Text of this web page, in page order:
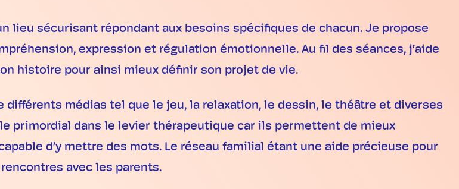
lieu sécurisant répondant aux besoins spécifiques de chacun. Je propose
expression et régulation émotionnelle. Au fil des séances, j’aide
histoire pour ainsi mieux définir son projet de vie.
médias tel que le jeu, la relaxation, le dessin, le théâtre et diverses
primordial dans le levier thérapeutique car ils permettent de mieux
d’y mettre des mots. Le réseau familial étant une aide précieuse pour
avec les parents.